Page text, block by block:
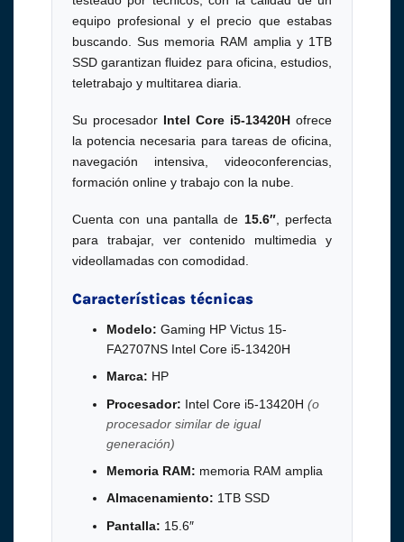
equipo profesional y el precio que estabas
buscando. Sus memoria RAM amplia y 1TB
SSD garantizan fluidez para oficina, estudios,
teletrabajo y multitarea diaria.
Su procesador Intel Core i5-13420H ofrece
la potencia necesaria para tareas de oficina,
navegación intensiva, videoconferencias,
formación online y trabajo con la nube.
Cuenta con una pantalla de 15.6″, perfecta
para trabajar, ver contenido multimedia y
videollamadas con comodidad.
Características técnicas
Modelo: Gaming HP Victus 15-
FA2707NS Intel Core i5-13420H
Marca: HP
Procesador: Intel Core i5-13420H (o
procesador similar de igual
generación)
Memoria RAM: memoria RAM amplia
Almacenamiento: 1TB SSD
Pantalla: 15.6″